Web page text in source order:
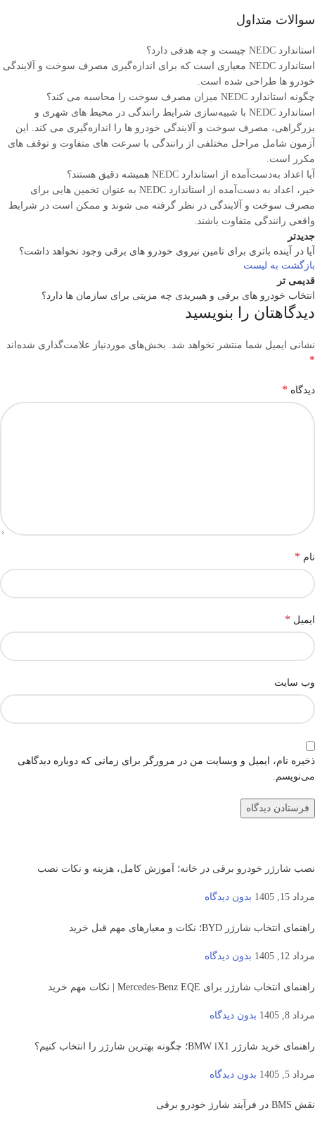
سوالات متداول
استاندارد NEDC چیست و چه هدفی دارد؟
استاندارد NEDC معیاری است که برای اندازه‌گیری مصرف سوخت و آلایندگی
خودرو ها طراحی شده است.
چگونه استاندارد NEDC میزان مصرف سوخت را محاسبه می ‌کند؟
استاندارد NEDC با شبیه‌سازی شرایط رانندگی در محیط‌ های شهری و
بزرگراهی، مصرف سوخت و آلایندگی خودرو ها را اندازه‌گیری می‌ کند. این
آزمون شامل مراحل مختلفی از رانندگی با سرعت ‌های متفاوت و توقف ‌های
مکرر است.
آیا اعداد به‌دست‌آمده از استاندارد NEDC همیشه دقیق هستند؟
خیر، اعداد به ‌دست‌آمده از استاندارد NEDC به ‌عنوان تخمین ‌هایی برای
مصرف سوخت و آلایندگی در نظر گرفته می ‌شوند و ممکن است در شرایط
واقعی رانندگی متفاوت باشند.
جدیدتر
آیا در آینده باتری برای تامین نیروی خودرو های برقی وجود نخواهد داشت؟
بازگشت به لیست
قدیمی تر
انتخاب خودرو های برقی و هیبریدی چه مزیتی برای سازمان ها دارد؟
دیدگاهتان را بنویسید
نشانی ایمیل شما منتشر نخواهد شد. بخش‌های موردنیاز علامت‌گذاری شده‌اند
*
دیدگاه *
نام *
ایمیل *
وب‌ سایت
ذخیره نام، ایمیل و وبسایت من در مرورگر برای زمانی که دوباره دیدگاهی
می‌نویسم.
نصب شارژر خودرو برقی در خانه؛ آموزش کامل، هزینه و نکات نصب
مرداد 15, 1405 بدون دیدگاه
راهنمای انتخاب شارژر BYD؛ نکات و معیارهای مهم قبل خرید
مرداد 12, 1405 بدون دیدگاه
راهنمای انتخاب شارژر برای Mercedes-Benz EQE | نکات مهم خرید
مرداد 8, 1405 بدون دیدگاه
راهنمای خرید شارژر BMW iX1؛ چگونه بهترین شارژر را انتخاب کنیم؟
مرداد 5, 1405 بدون دیدگاه
نقش BMS در فرآیند شارژ خودرو برقی